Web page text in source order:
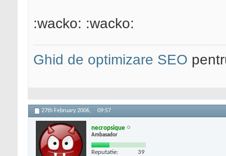
:wacko: :wacko:
Ghid de optimizare SEO
27th February 2006, 09:57
necropsique
Ambasador
Reputatie: 39